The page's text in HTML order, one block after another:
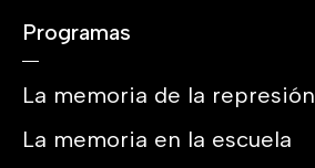
Programas
La memoria de la represión
La memoria en la escuela